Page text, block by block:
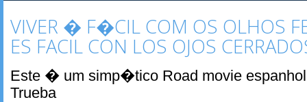
VIVER � F�CIL COM OS OLHOS
ES FACIL CON LOS OJOS
Este � um simp�tico Road movie
Trueba